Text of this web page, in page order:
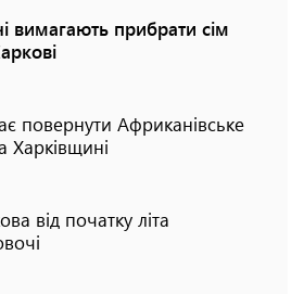
вимагають прибрати сім
повернути Африканівське
Харківщині
від початку літа